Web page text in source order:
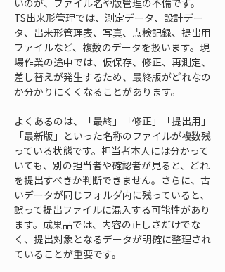
いのが、ファイル名や版管理の不備です。
TS出来形管理では、測定データ、設計デー
タ、出来形管理表、写真、点検記録、提出用
ファイルなど、複数のデータを扱います。現
場作業の途中では、仮保存、修正、再測定、
差し替えが発生するため、最終版がどれなの
か分かりにくくなることがあります。
よくあるのは、「最終」「修正」「提出用」
「最新版」といった名称のファイルが複数残
っている状態です。担当者本人には分かって
いても、別の担当者や確認者が見ると、どれ
を提出すべきか判断できません。さらに、古
いデータが同じフォルダ内に残っていると、
誤って提出ファイルに混入する可能性があり
ます。成果品では、内容の正しさだけでな
く、提出対象となるデータが明確に整理され
ていることが重要です。